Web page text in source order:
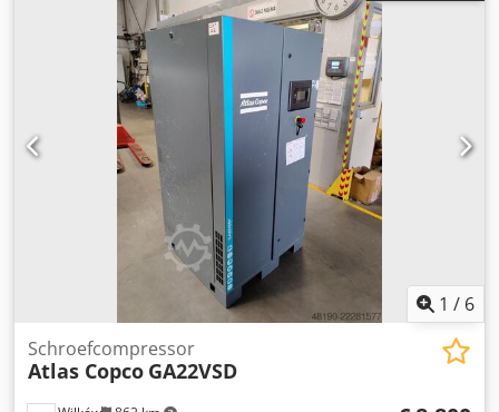
Tjf capaciteit: 3840 m³/min; motorvermogen: 22 kW;
maximale druk: 12,80 bar; bouwjaar: 2007; draaiuren:
11469; € 19.800 (netto); € 24.354 (bruto). De compressor is
volledig operationeel, klaar voor gebruik, en wordt
geleverd met garantie. Wij bieden tevens service aan.
Hieronder de link naar een video.
1 / 6
Schroefcompressor
Atlas Copco GA22VSD